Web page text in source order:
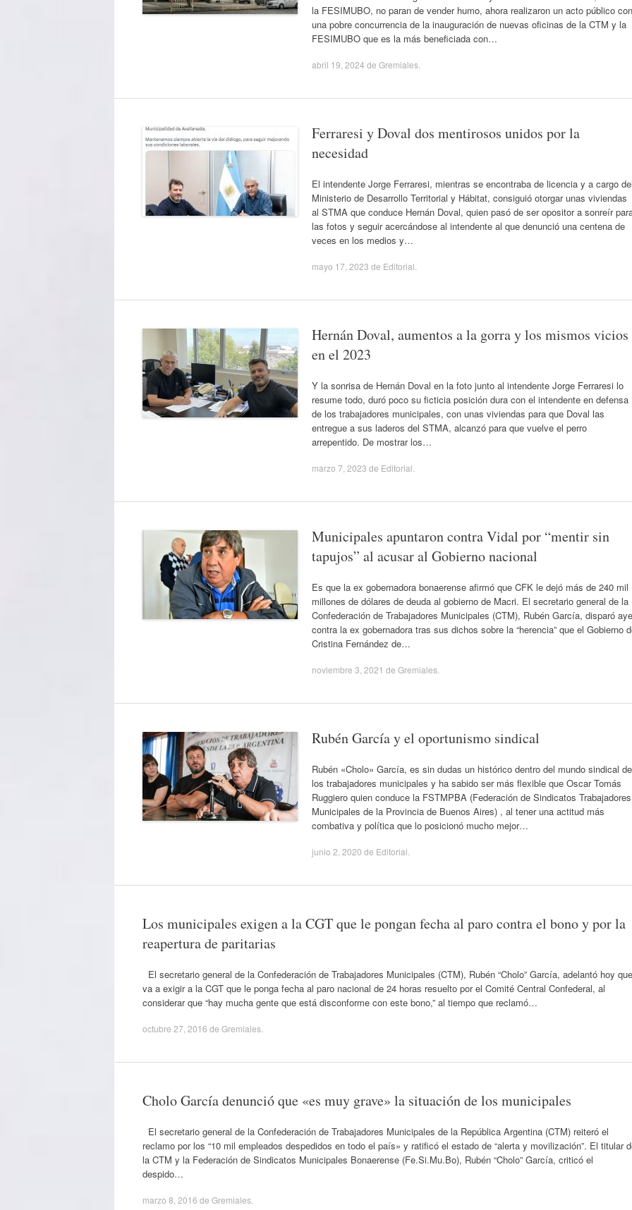
la FESIMUBO, no paran de vender humo, ahora realizaron un acto público con
una pobre concurrencia de la inauguración de nuevas oficinas de la CTM y la
FESIMUBO que es la más beneficiada con…
abril 19, 2024 de Gremiales
Ferraresi y Doval dos mentirosos unidos por la
necesidad
El intendente Jorge Ferraresi, mientras se encontraba de licencia y a cargo
Ministerio de Desarrollo Territorial y Hábitat, consiguió otorgar unas viviendas
al STMA que conduce Hernán Doval, quien pasó de ser opositor a sonreír
las fotos y seguir acercándose al intendente al que denunció una centena de
veces en los medios y…
mayo 17, 2023 de Editorial
Hernán Doval, aumentos a la gorra y los mismos vicios
en el 2023
Y la sonrisa de Hernán Doval en la foto junto al intendente Jorge Ferraresi lo
resume todo, duró poco su ficticia posición dura con el intendente en defensa
de los trabajadores municipales, con unas viviendas para que Doval las
entregue a sus laderos del STMA, alcanzó para que vuelve el perro
arrepentido. De mostrar los…
marzo 7, 2023 de Editorial
Municipales apuntaron contra Vidal por “mentir sin
tapujos” al acusar al Gobierno nacional
Es que la ex gobernadora bonaerense afirmó que CFK le dejó más de 240 mil
millones de dólares de deuda al gobierno de Macri. El secretario general de la
Confederación de Trabajadores Municipales (CTM), Rubén García, disparó
contra la ex gobernadora tras sus dichos sobre la “herencia” que el Gobierno
Cristina Fernández de…
noviembre 3, 2021 de Gremiales
Rubén García y el oportunismo sindical
Rubén «Cholo» García, es sin dudas un histórico dentro del mundo sindical de
los trabajadores municipales y ha sabido ser más flexible que Oscar Tomás
Ruggiero quien conduce la FSTMPBA (Federación de Sindicatos Trabajadores
Municipales de la Provincia de Buenos Aires) , al tener una actitud más
combativa y política que lo posicionó mucho mejor…
junio 2, 2020 de Editorial
Los municipales exigen a la CGT que le pongan fecha al paro contra el bono y por la
reapertura de paritarias
El secretario general de la Confederación de Trabajadores Municipales (CTM), Rubén “Cholo” García, adelantó hoy que
va a exigir a la CGT que le ponga fecha al paro nacional de 24 horas resuelto por el Comité Central Confederal, al
considerar que “hay mucha gente que está disconforme con este bono,” al tiempo que reclamó…
octubre 27, 2016 de Gremiales
Cholo García denunció que «es muy grave» la situación de los municipales
El secretario general de la Confederación de Trabajadores Municipales de la República Argentina (CTM) reiteró el
reclamo por los “10 mil empleados despedidos en todo el país» y ratificó el estado de “alerta y movilización”. El titular
la CTM y la Federación de Sindicatos Municipales Bonaerense (Fe.Si.Mu.Bo), Rubén “Cholo” García, criticó el
despido…
marzo 8, 2016 de Gremiales